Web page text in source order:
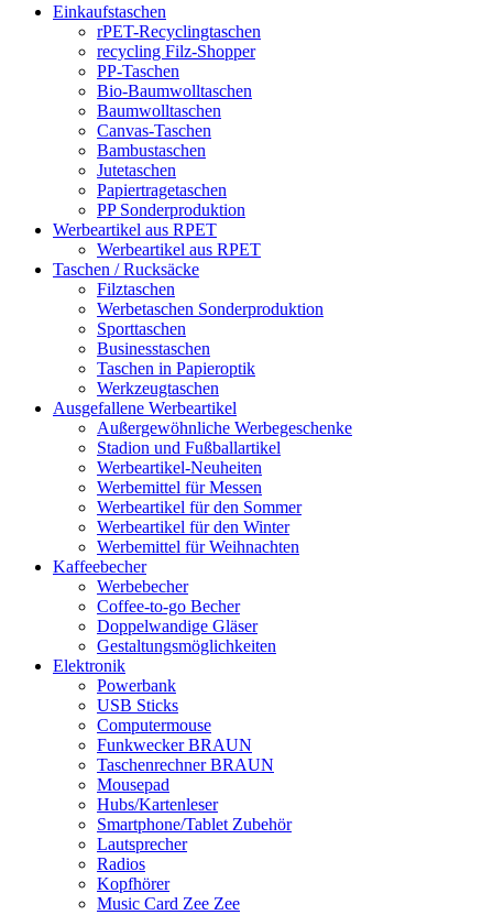
Einkaufstaschen
rPET-Recyclingtaschen
recycling Filz-Shopper
PP-Taschen
Bio-Baumwolltaschen
Baumwolltaschen
Canvas-Taschen
Bambustaschen
Jutetaschen
Papiertragetaschen
PP Sonderproduktion
Werbeartikel aus RPET
Werbeartikel aus RPET
Taschen / Rucksäcke
Filztaschen
Werbetaschen Sonderproduktion
Sporttaschen
Businesstaschen
Taschen in Papieroptik
Werkzeugtaschen
Ausgefallene Werbeartikel
Außergewöhnliche Werbegeschenke
Stadion und Fußballartikel
Werbeartikel-Neuheiten
Werbemittel für Messen
Werbeartikel für den Sommer
Werbeartikel für den Winter
Werbemittel für Weihnachten
Kaffeebecher
Werbebecher
Coffee-to-go Becher
Doppelwandige Gläser
Gestaltungsmöglichkeiten
Elektronik
Powerbank
USB Sticks
Computermouse
Funkwecker BRAUN
Taschenrechner BRAUN
Mousepad
Hubs/Kartenleser
Smartphone/Tablet Zubehör
Lautsprecher
Radios
Kopfhörer
Music Card Zee Zee